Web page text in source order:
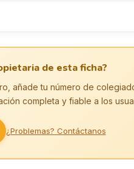
de esta ficha?
añade tu número de
completa y fiable a los
¿Problemas? Contáctanos